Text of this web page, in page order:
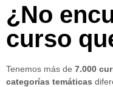
¿No
curso
Tenemos más de 7.000
categorías temáticas